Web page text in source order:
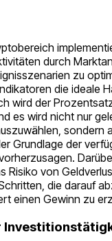
durch
zu
die ideale
wird der
es wird nicht nur
sondern
Grundlage der
Risiko von
die darauf
einen Gewinn zu